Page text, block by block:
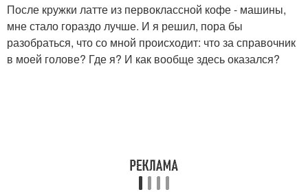
После кружки латте из первоклассной кофе - машины,
мне стало гораздо лучше. И я решил, пора бы
разобраться, что со мной происходит: что за справочник
в моей голове? Где я? И как вообще здесь оказался?